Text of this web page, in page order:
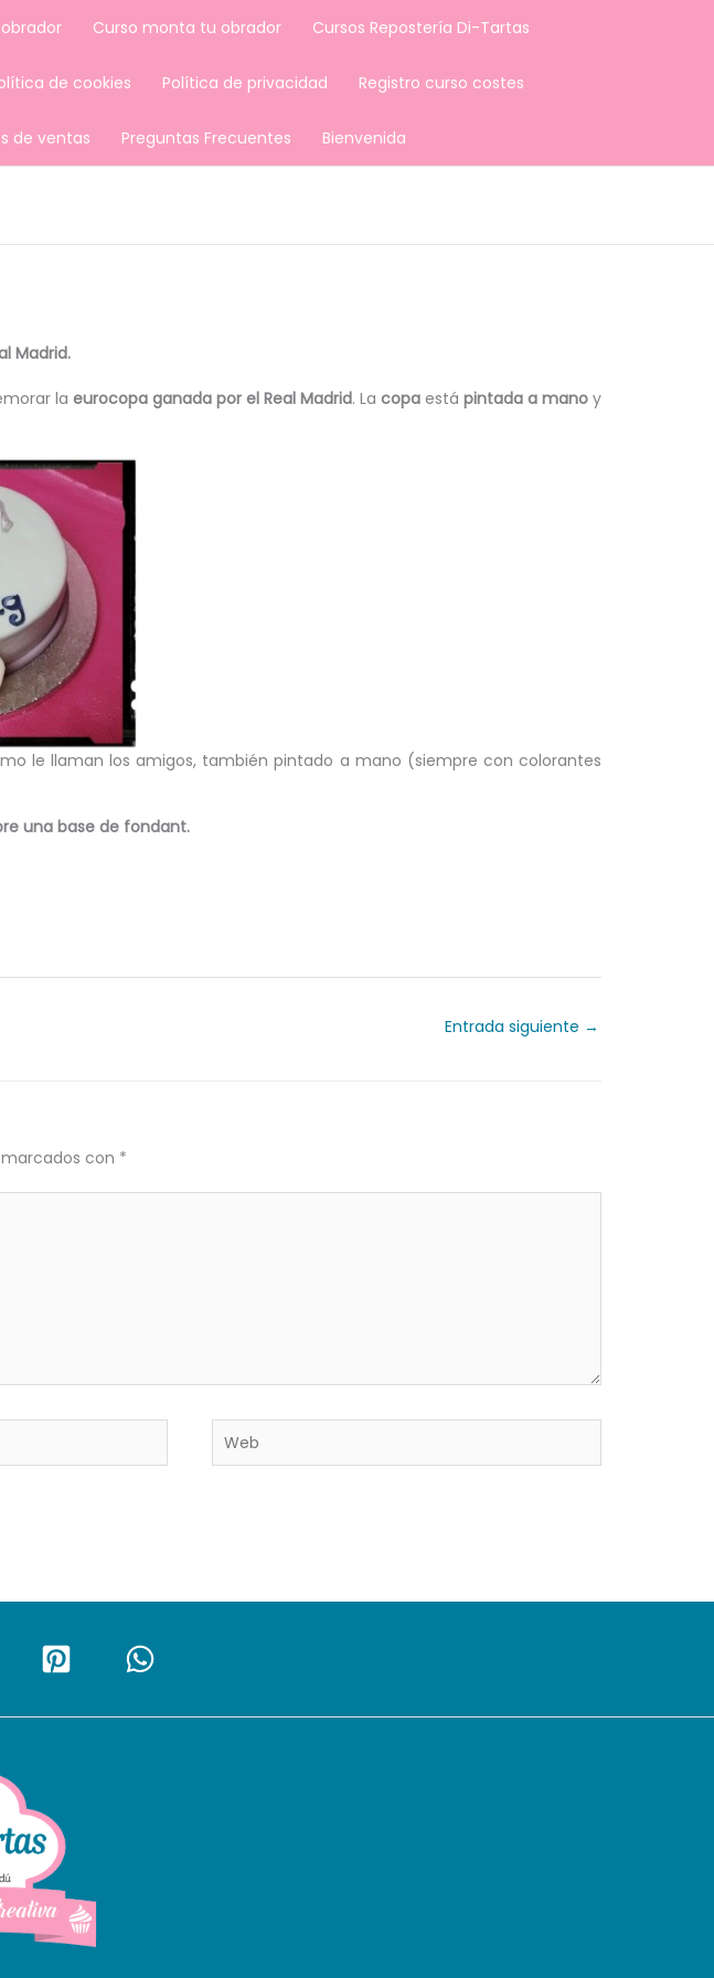
Curso monta tu obrador Cursos Repostería Di-Tartas
de cookies Política de privacidad Registro curso costes
de ventas Preguntas Frecuentes Bienvenida
Madrid.
la eurocopa ganada por el Real Madrid. La copa está pintada a mano y
le llaman los amigos, también pintado a mano (siempre con colorantes
una base de fondant.
Entrada siguiente →
con *